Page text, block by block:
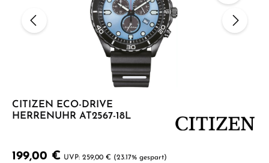
CITIZEN ECO-DRIVE
HERRENUHR AT2567-18L
199,00 € 259,00 € (23.17% gespart)